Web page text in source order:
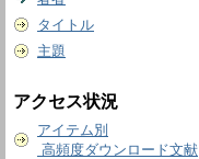
タイトル
主題
アクセス状況
アイテム別
高頻度ダウンロード文献